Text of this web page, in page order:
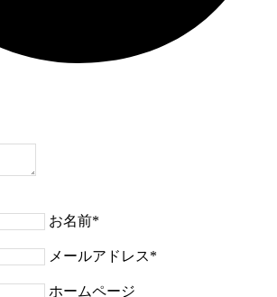
お名前*
メールアドレス*
ホームページ